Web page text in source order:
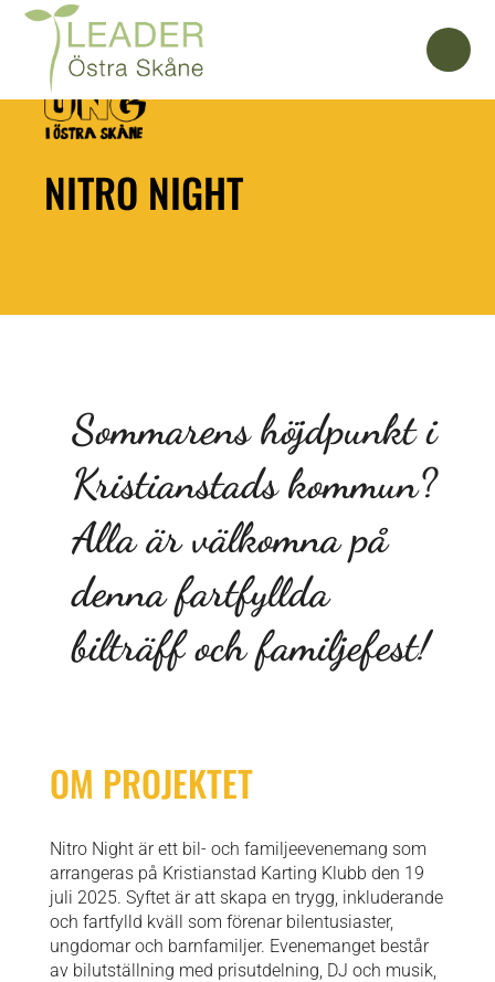
NITRO NIGHT
Sommarens höjdpunkt i
Kristianstads kommun?
Alla är välkomna på
denna fartfyllda
bilträff och familjefest!
OM PROJEKTET
Nitro Night är ett bil- och familjeevenemang som
arrangeras på Kristianstad Karting Klubb den 19
juli 2025. Syftet är att skapa en trygg, inkluderande
och fartfylld kväll som förenar bilentusiaster,
ungdomar och barnfamiljer. Evenemanget består
av bilutställning med prisutdelning, DJ och musik,